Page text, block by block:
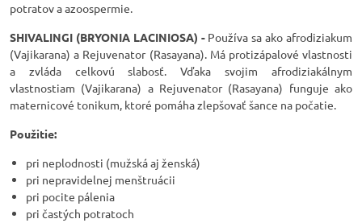
potratov a azoospermie.
SHIVALINGI (BRYONIA LACINIOSA) - Používa sa ako afrodiziakum
(Vajikarana) a Rejuvenator (Rasayana). Má protizápalové vlastnosti
a zvláda celkovú slabosť. Vďaka svojim afrodiziakálnym
vlastnostiam (Vajikarana) a Rejuvenator (Rasayana) funguje ako
maternicové tonikum, ktoré pomáha zlepšovať šance na počatie.
Použitie:
pri neplodnosti (mužská aj ženská)
pri nepravidelnej menštruácii
pri pocite pálenia
pri častých potratoch